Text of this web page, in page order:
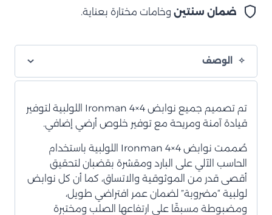
ضمان سنتين وخامات مختارة بعناية.
الوصف
تم تصميم جميع نوابض Ironman 4×4 اللولبية لتوفير
قيادة آمنة ومريحة مع توفير خلوص أرضي إضافي.
صُممت نوابض Ironman 4×4 اللولبية باستخدام
الحاسب الآلي على البارد ومقشرة بقضبان لتحقيق
أقصى قدر من الموثوقية والاتساق، كما أن كل نوابض
لولبية “مضروبة” لضمان عمر افتراضي طويل،
ومضبوطة مسبقًا على ارتفاعها الصلب ومختبرة